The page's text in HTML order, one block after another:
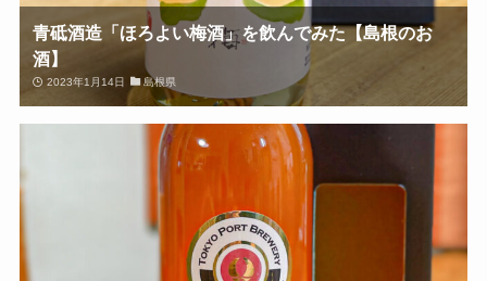
青砥酒造「ほろよい梅酒」を飲んでみた【島根のお
酒】
2023年1月14日 島根県